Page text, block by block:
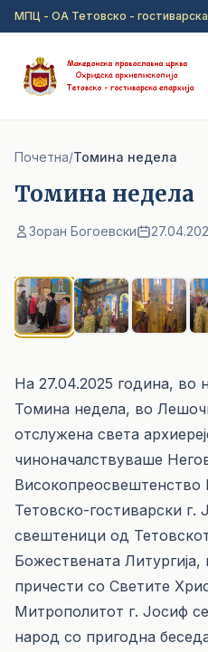
Прејди на главна содржина
МПЦ - ОА Тетовско - гостиварска
Почетна/Томина недела
Томина недела
Зоран Богоевски
На 27.04.2025 година, во
Томина недела, во
отслужена света
чиноначалствуваше
Високопреосвештенство
Тетовско-гостиварски
свештеници од
Божествената
причести со Светите
Митрополитот г. Јосиф
народ со пригодна